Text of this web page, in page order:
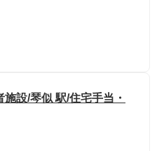
施設/琴似 駅/住宅手当・